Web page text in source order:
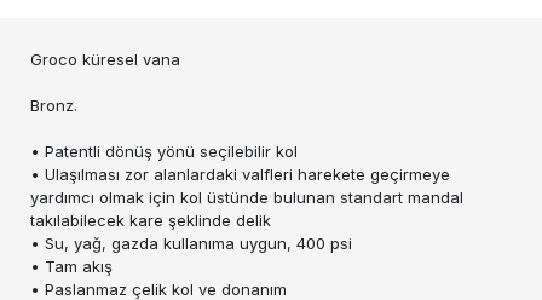
Groco küresel vana
Bronz.
• Patentli dönüş yönü seçilebilir kol
• Ulaşılması zor alanlardaki valfleri harekete geçirmeye
yardımcı olmak için kol üstünde bulunan standart mandal
takılabilecek kare şeklinde delik
• Su, yağ, gazda kullanıma uygun, 400 psi
• Tam akış
• Paslanmaz çelik kol ve donanım